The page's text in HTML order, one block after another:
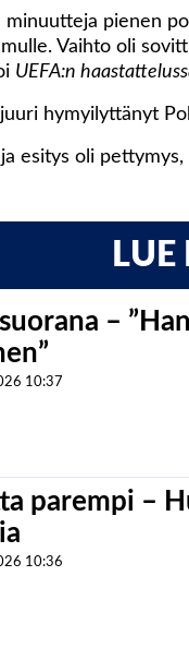
minuutteja pienen
Vaihto oli
UEFA:n
hymyilyttänyt
esitys oli
–
10:37
parempi –
10:36